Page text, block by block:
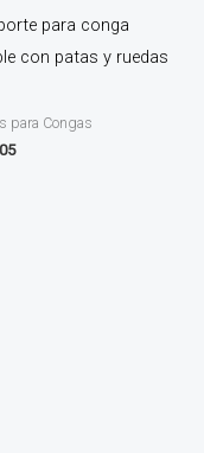
para conga
con patas y ruedas
para Congas